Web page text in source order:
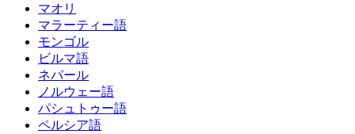
マオリ
マラーティー語
モンゴル
ビルマ語
ネパール
ノルウェー語
パシュトゥー語
ペルシア語